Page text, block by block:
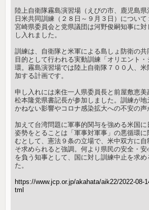
陸上自衛隊霧島演習場（えびの市、鹿児島
日米共同訓練（２８日～９月３日）につい
宮崎県委員会と党県議団は河野俊嗣知事に対
し入れました。
訓練は、自衛隊と米軍による島しょ防衛の
目的として行われる実動訓練「オリエント
環。霧島演習場では陸上自衛隊７００人、
加する計画です。
申し入れには来住一人県委員長と前屋敷恵美
松本隆党県書記長が参加しました。訓練が地
かねない影響やコロナ感染拡大への不安の声
加えて台湾問題に軍事的関与を強める米国
姿勢をとることは「軍事対軍事」の悪循環に
むとして、憲法９条の立場で、米中双方に自
そ求められると強調。何より県民の安全・
を負う知事として、国に対し訓練中止を求め
た。
https://www.jcp.or.jp/akahata/aik22/2022-08-
tml